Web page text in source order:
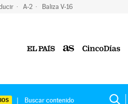
A-2 Baliza V-16